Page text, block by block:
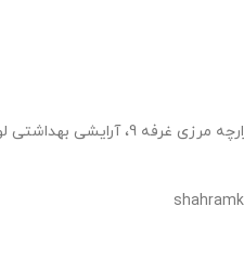
آرایشی بهداشتی لوکس یاس